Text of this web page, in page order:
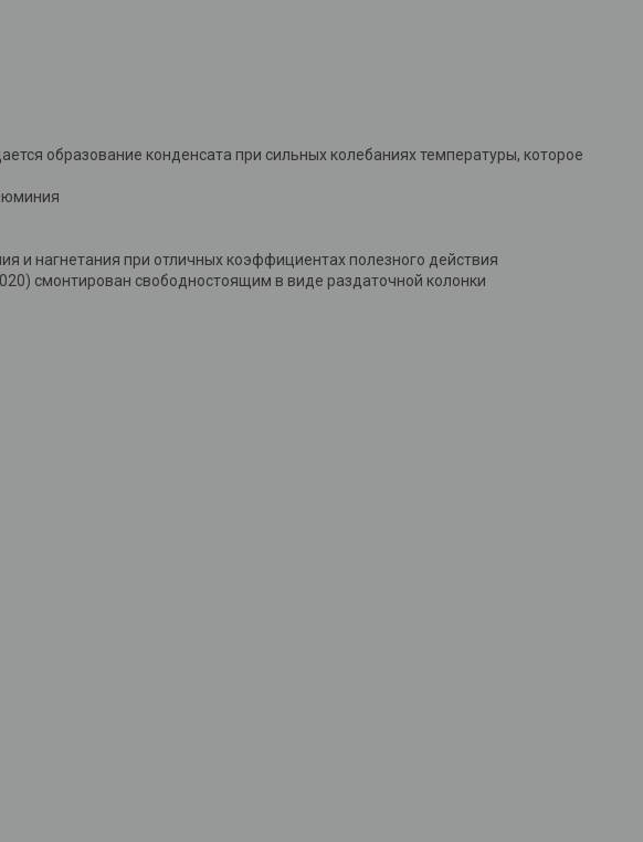
образование конденсата при сильных колебаниях температуры, которое
и нагнетания при отличных коэффициентах полезного действия
смонтирован свободностоящим в виде раздаточной колонки